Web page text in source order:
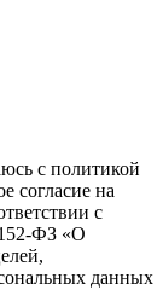
с политикой
согласие на
с
ФЗ «О
данных